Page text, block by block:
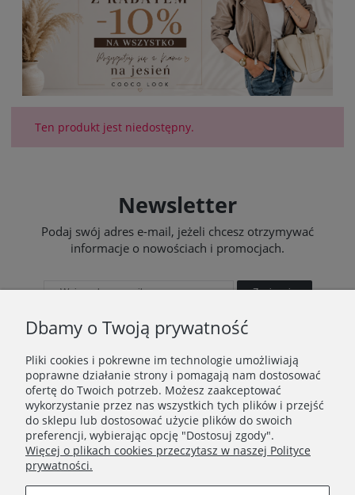
Ten produkt jest niedostępny.
Newsletter
Podaj swój adres e-mail, jeżeli chcesz otrzymywać
informacje o nowościach i promocjach.
Zapisz się
STOPKA
Ustawienia plików cookies
O nas
Regulamin
Dbamy o Twoją prywatność
Pliki cookies i pokrewne im technologie umożliwiają
poprawne działanie strony i pomagają nam dostosować
ofertę do Twoich potrzeb. Możesz zaakceptować
wykorzystanie przez nas wszystkich tych plików i przejść
do sklepu lub dostosować użycie plików do swoich
preferencji, wybierając opcję "Dostosuj zgody".
Więcej o plikach cookies przeczytasz w naszej Polityce
prywatności.